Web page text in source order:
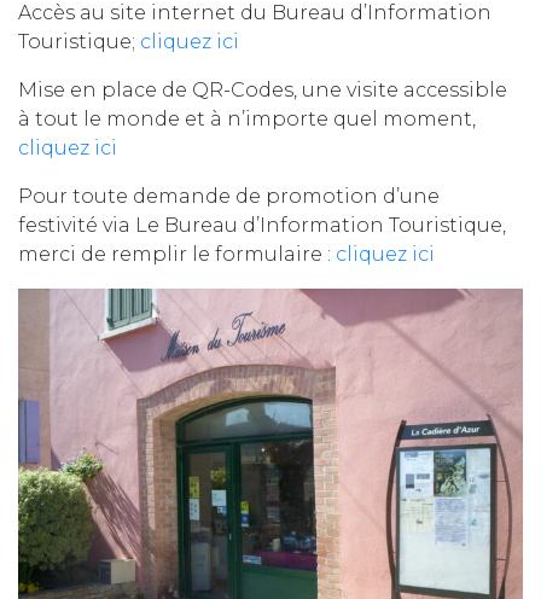
Accès au site internet du Bureau d’Information
Touristique; cliquez ici
Mise en place de QR-Codes, une visite accessible
à tout le monde et à n’importe quel moment,
cliquez ici
Pour toute demande de promotion d’une
festivité via Le Bureau d’Information Touristique,
merci de remplir le formulaire : cliquez ici